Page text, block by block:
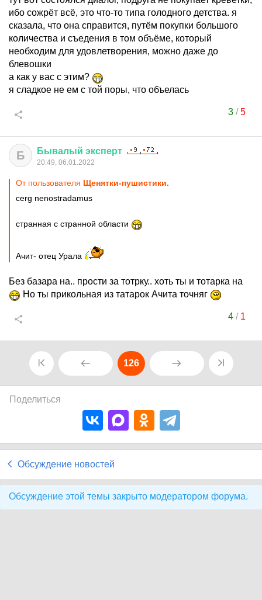
ибо сожрёт всё, это что-то типа голодного детства. я
сказала, что она справится, путём покупки большого
количества и съедения в том объёме, который
необходим для удовлетворения, можно даже до
блевошки
а как у вас с этим?
я сладкое не ем с той поры, что объелась
3/5
Б Бывалый эксперт
20:49, 06.01.2022
От пользователя Щенятки-пушистики.
cerg nenostradamus
странная с странной области
Ачит- отец Урала
Без базара на.. прости за тотрку.. хоть ты и тотарка на
Но ты прикольная из татарок Ачита точняг
4/ 1
126
Поделиться
Обсуждение новостей
Обсуждение этой темы закрыто модератором форума.